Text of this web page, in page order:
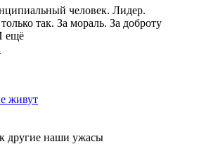
человек. Лидер.
так. За мораль. За доброту
ещё
живут
другие наши ужасы